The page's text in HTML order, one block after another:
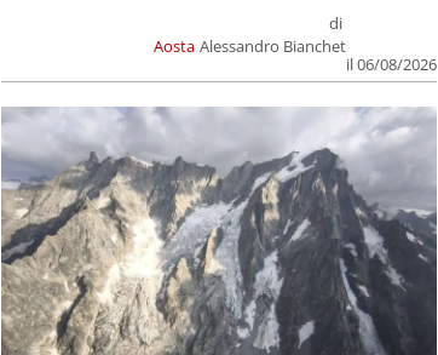
Aosta
di
Alessandro Bianchet
il 06/08/2026